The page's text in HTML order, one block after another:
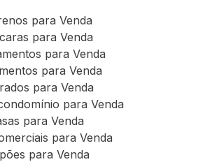
para Venda
para Venda
para Venda
para Venda
para Venda
para Venda
para Venda
para Venda
para Venda